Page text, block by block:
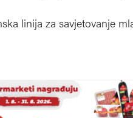
linija za savjetovanje